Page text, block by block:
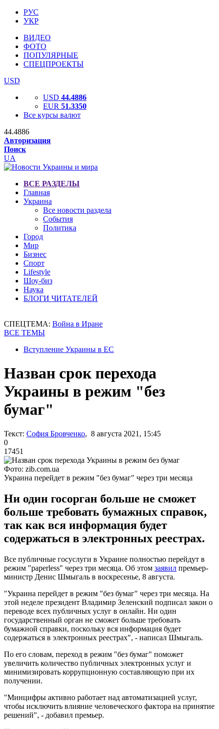
РУС
УКР
ВИДЕО
ФОТО
ПОПУЛЯРНЫЕ
СПЕЦПРОЕКТЫ
USD
USD 44.4886
EUR 51.3350
Все курсы валют
44.4886
Авторизация
Поиск
UA
ВСЕ РАЗДЕЛЫ
Главная
Украина
Все новости раздела
События
Политика
Город
Мир
Бизнес
Спорт
Lifestyle
Шоу-биз
Наука
БЛОГИ ЧИТАТЕЛЕЙ
СПЕЦТЕМА: Война в Иране
ВСЕ ТЕМЫ
Вступление Украины в ЕС
Назван срок перехода
Украины в режим "без
бумаг"
Текст: София Бровченко, 8 августа 2021, 15:45
0
17451
Фото: zib.com.ua
Украина перейдет в режим "без бумаг" через три месяца
Ни один госорган больше не сможет
больше требовать бумажных справок,
так как вся информация будет
содержаться в электронных реестрах.
Все публичные госуслуги в Украине полностью перейдут в
режим "paperless" через три месяца. Об этом заявил премьер-
министр Денис Шмыгаль в воскресенье, 8 августа.
"Украина перейдет в режим "без бумаг" через три месяца. На
этой неделе президент Владимир Зеленский подписал закон о
переводе всех публичных услуг в онлайн. Ни один
государственный орган не сможет больше требовать
бумажной справки, поскольку вся информация будет
содержаться в электронных реестрах", - написал Шмыгаль.
По его словам, переход в режим "без бумаг" поможет
увеличить количество публичных электронных услуг и
минимизировать коррупционную составляющую при их
получении.
"Минцифры активно работает над автоматизацией услуг,
чтобы исключить влияние человеческого фактора на принятие
решений", - добавил премьер.